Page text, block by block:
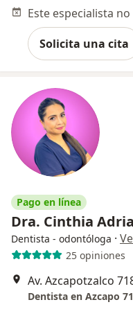
Solicita una cita
Pago en línea
Dra. Cinthia
Dentista - odontóloga ·
25 opiniones
Av. Azcapotzalco
Dentista en Azcapo